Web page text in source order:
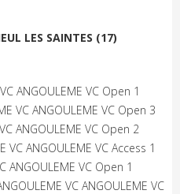
LES SAINTES (17)
ANGOULEME VC Open 1
VC ANGOULEME VC Open 3
ANGOULEME VC Open 2
VC ANGOULEME VC Access 1
ANGOULEME VC Open 1
VC ANGOULEME VC